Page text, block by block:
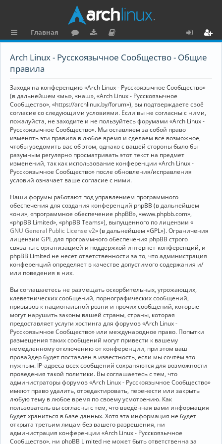
ы
к
и
Главная
ру
ру
и
ку
е
н
та
ц
и
я
о
Arch Linux - Русскоязычное Сообщество - Общие
правила
Заходя на конференцию «Arch Linux - Русскоязычное Сообщество»
(в дальнейшем «мы», «наш», «Arch Linux - Русскоязычное
Сообщество», «https://archlinux.by/forum»), вы подтверждаете своё
согласие со следующими условиями. Если вы не согласны с ними,
пожалуйста, не заходите и не пользуйтесь форумами «Arch Linux -
Русскоязычное Сообщество». Мы оставляем за собой право
изменять эти правила в любое время и сделаем всё возможное,
чтобы уведомить вас об этом, однако с вашей стороны было бы
разумным регулярно просматривать этот текст на предмет
изменений, так как использование конференции «Arch Linux -
Русскоязычное Сообщество» после обновления/исправления
условий означает ваше согласие с ними.
Наши форумы работают под управлением программного
обеспечения для создания конференций phpBB (в дальнейшем
«они», «программное обеспечение phpBB», «www.phpbb.com»,
«phpBB Limited», «phpBB Teams»), выпущенного по лицензии «
GNU General Public License v2» (в дальнейшем «GPL»). Ограничения
лицензии GPL для программного обеспечения phpBB строго
связаны с организацией и поддержкой интернет-конференций, и
phpBB Limited не несёт ответственности за то, что администрация
конференций определяет в качестве допустимого содержания и/
или поведения в них.
Вы соглашаетесь не размещать оскорбительных, угрожающих,
клеветнических сообщений, порнографических сообщений,
призывов к национальной розни и прочих сообщений, которые
могут нарушить законы вашей страны, страны, которая
предоставляет услуги хостинга для форумов «Arch Linux -
Русскоязычное Сообщество» или международное право. Попытки
размещения таких сообщений могут привести к вашему
немедленному отключению от конференции, при этом ваш
провайдер будет поставлен в известность, если мы сочтём это
нужным. IP-адреса всех сообщений сохраняются для возможности
проведения такой политики. Вы соглашаетесь с тем, что
администраторы форумов «Arch Linux - Русскоязычное Сообщество»
имеют право удалить, отредактировать, перенести или закрыть
любую тему в любое время по своему усмотрению. Как
пользователь вы согласны с тем, что введённая вами информация
будет храниться в базе данных. Хотя эта информация не будет
открыта третьим лицам без вашего разрешения, ни
администрация конференции «Arch Linux - Русскоязычное
Сообщество», ни phpBB Limited не может быть ответственна за